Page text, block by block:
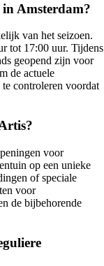
Amsterdam?
van het seizoen.
tot 17:00 uur. Tijdens
geopend zijn voor
de actuele
controleren voordat
voor
op een unieke
of speciale
voor
de bijbehorende